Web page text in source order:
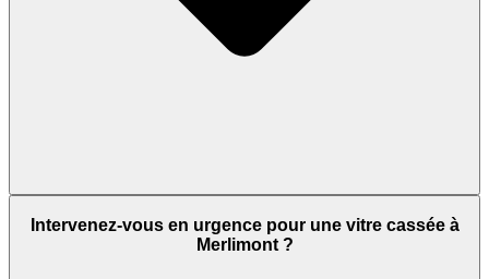
Intervenez-vous en urgence pour une vitre cassée à
Merlimont ?